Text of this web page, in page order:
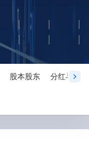
股本股东 分红与业绩